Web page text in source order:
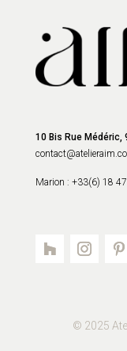
10 Bis Rue Médéric,
Marion : +33(6) 18
© 2025